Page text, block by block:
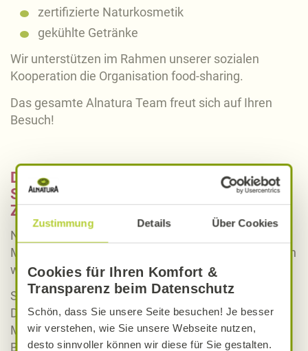
Zustimmung Details Über Cookies
Cookies für Ihren Komfort &
Transparenz beim Datenschutz
Schön, dass Sie unsere Seite besuchen! Je besser
wir verstehen, wie Sie unsere Webseite nutzen,
desto sinnvoller können wir diese für Sie gestalten.
zertifizierte Naturkosmetik
gekühlte Getränke
Wir unterstützen im Rahmen unserer sozialen
Kooperation die Organisation food-sharing.
Das gesamte Alnatura Team freut sich auf Ihren
Besuch!
Diese Marken & Produkte finden Sie im
Sortiment des Alnatura Markts in Bonn-
Zentrum
Neben unseren regionalen Partnern, die unsere
Märkte mit frischen Lebensmitteln versorgen, bieten
wir natürlich auch überregionale Produkte an.
So können Sie bei uns Naturkosmetik von Weleda,
Dr. Hauschka, Speick, Lavera und vielen weiteren
Marken kaufen.
Brauchen Sie noch etwas zum Abschmecken für